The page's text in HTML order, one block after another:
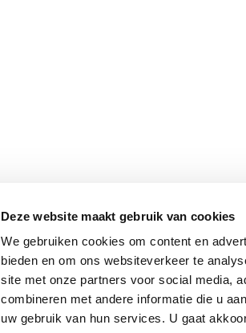
Deze website maakt gebruik van cookies
We gebruiken cookies om content en
bieden en om ons websiteverkeer te
site met onze partners voor social media,
combineren met andere informatie die u
uw gebruik van hun services. U gaat